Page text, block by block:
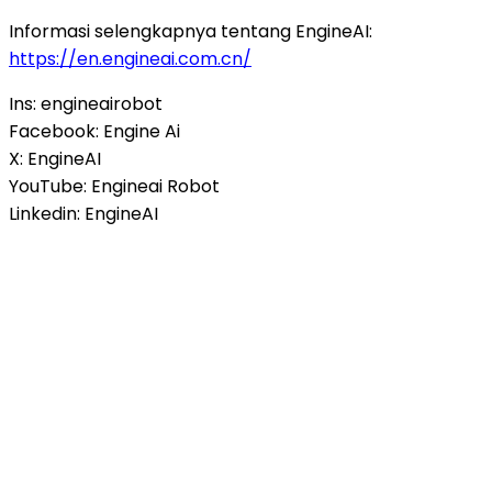
Informasi selengkapnya tentang EngineAI:
https://en.engineai.com.cn/
Ins: engineairobot
Facebook: Engine Ai
X: EngineAI
YouTube: Engineai Robot
Linkedin: EngineAI